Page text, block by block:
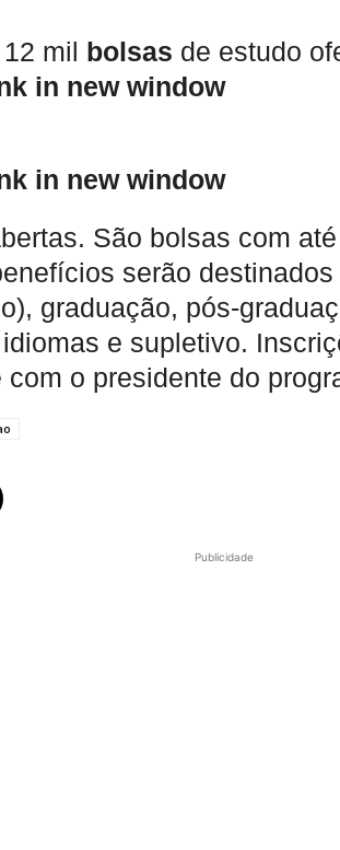
mil bolsas de estudo
São bolsas com
serão
graduação, pós-
e supletivo.
o presidente do
Publicidade